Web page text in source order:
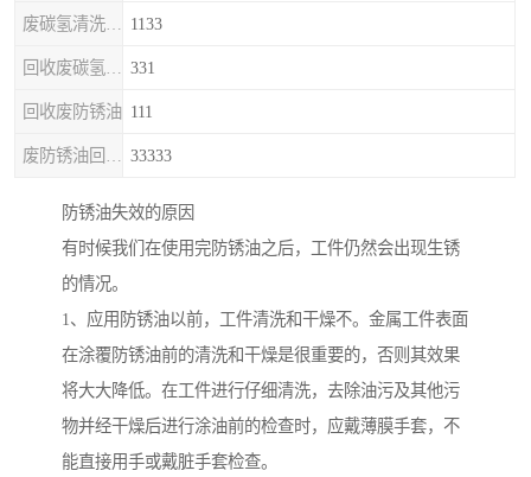
1133
331
回收废防锈油 111
33333
防锈油失效的原因
有时候我们在使用完防锈油之后，工件仍然会出现生锈
的情况。
1、应用防锈油以前，工件清洗和干燥不。金属工件表面
在涂覆防锈油前的清洗和干燥是很重要的，否则其效果
将大大降低。在工件进行仔细清洗，去除油污及其他污
物并经干燥后进行涂油前的检查时，应戴薄膜手套，不
能直接用手或戴脏手套检查。